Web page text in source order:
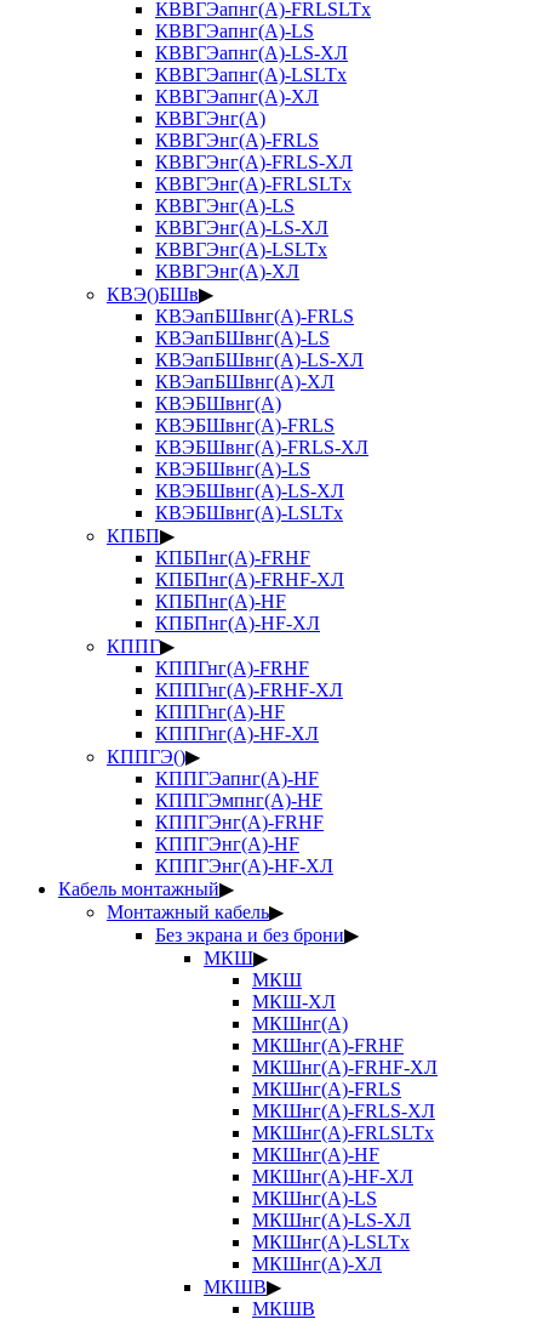
КВВГЭапнг(А)-FRLSLTx
КВВГЭапнг(А)-LS
КВВГЭапнг(А)-LS-ХЛ
КВВГЭапнг(А)-LSLTx
КВВГЭапнг(А)-ХЛ
КВВГЭнг(А)
КВВГЭнг(А)-FRLS
КВВГЭнг(А)-FRLS-ХЛ
КВВГЭнг(А)-FRLSLTx
КВВГЭнг(А)-LS
КВВГЭнг(А)-LS-ХЛ
КВВГЭнг(А)-LSLTx
КВВГЭнг(А)-ХЛ
КВЭ()БШв▶
КВЭапБШвнг(А)-FRLS
КВЭапБШвнг(А)-LS
КВЭапБШвнг(А)-LS-ХЛ
КВЭапБШвнг(А)-ХЛ
КВЭБШвнг(А)
КВЭБШвнг(А)-FRLS
КВЭБШвнг(А)-FRLS-ХЛ
КВЭБШвнг(А)-LS
КВЭБШвнг(А)-LS-ХЛ
КВЭБШвнг(А)-LSLTx
КПБП▶
КПБПнг(А)-FRHF
КПБПнг(А)-FRHF-ХЛ
КПБПнг(А)-HF
КПБПнг(А)-HF-ХЛ
КППГ▶
КППГнг(А)-FRHF
КППГнг(А)-FRHF-ХЛ
КППГнг(А)-HF
КППГнг(А)-HF-ХЛ
КППГЭ()▶
КППГЭапнг(А)-HF
КППГЭмпнг(А)-HF
КППГЭнг(А)-FRHF
КППГЭнг(А)-HF
КППГЭнг(А)-HF-ХЛ
Кабель монтажный▶
Монтажный кабель▶
Без экрана и без брони▶
МКШ▶
МКШ
МКШ-ХЛ
МКШнг(А)
МКШнг(А)-FRHF
МКШнг(А)-FRHF-ХЛ
МКШнг(А)-FRLS
МКШнг(А)-FRLS-ХЛ
МКШнг(А)-FRLSLTx
МКШнг(А)-HF
МКШнг(А)-HF-ХЛ
МКШнг(А)-LS
МКШнг(А)-LS-ХЛ
МКШнг(А)-LSLTx
МКШнг(А)-ХЛ
МКШВ▶
МКШВ